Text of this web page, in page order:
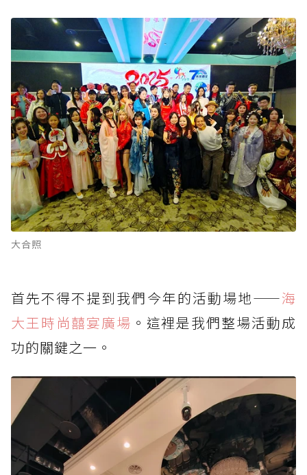
大合照
首先不得不提到我們今年的活動場地——海
大王時尚囍宴廣場 。這裡是我們整場活動成
功的關鍵之一。